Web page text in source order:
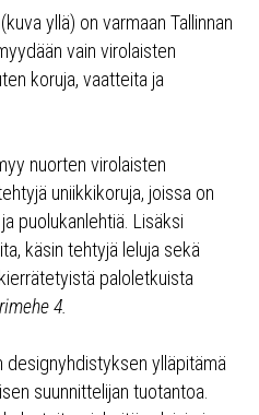
(kuva yllä) on varmaan Tallinnan
vain virolaisten
koruja, vaatteita ja
nuorten virolaisten
uniikkikoruja, joissa on
puolukanlehtiä. Lisäksi
käsin tehtyjä leluja sekä
kierrätetyistä paloletkuista
4.
designyhdistyksen ylläpitämä
suunnittelijan tuotantoa.